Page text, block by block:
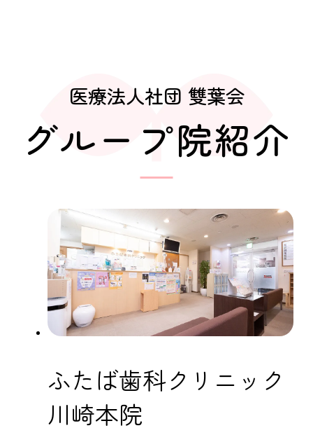
医療法人社団 雙葉会
グループ院紹介
ふたば歯科クリニック
川崎本院